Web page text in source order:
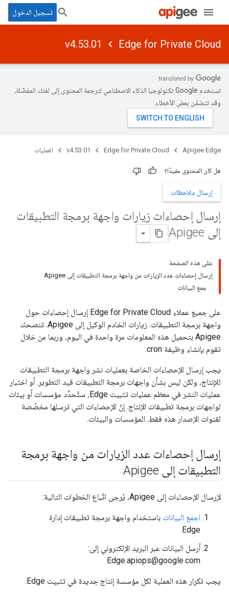
تسجيل الدخول
Edge for Private Cloud
v4.53.01
تستخدم Google تكنولوجيا الذكاء الاصطناعي لترجمة المحتوى إلى لغتك المفضّلة،
وقد تتضمّن بعض الأخطاء.
Apigee Edge
Edge for Private Cloud
v4.53.01 العمليات
هل كان المحتوى مفيدًا؟
إرسال ملاحظات
إرسال إحصاءات زيارات واجهة برمجة التطبيقات
إلى Apigee
على هذه الصفحة
إرسال إحصاءات عدد الزيارات من واجهة برمجة التطبيقات إلى Apigee
جمع البيانات
على جميع عملاء Edge for Private Cloud إرسال إحصاءات حول
واجهة برمجة التطبيقات. زيارات الخادم الوكيل إلى Apigee. تنصحك
Apigee بتحميل هذه المعلومات مرة واحدة في اليوم، وربما من خلال
تقوم بإنشاء وظيفة cron.
يجب إرسال الإحصاءات الخاصة بعمليات نشر واجهة برمجة التطبيقات
للإنتاج، ولكن ليس بشأن واجهات برمجة التطبيقات قيد التطوير. أو اختبار
عمليات النشر في معظم عمليات تثبيت Edge، ستُحدِّد مؤسسات أو بيئات
لواجهات برمجة تطبيقات الإنتاج. إنّ الإحصاءات التي ترسلها مخصّصة
لقنوات الإصدار هذه فقط. المؤسسات والبيئات.
إرسال إحصاءات عدد الزيارات من واجهة برمجة
التطبيقات إلى Apigee
لإرسال الإحصاءات إلى Apigee، يُرجى اتّباع الخطوات التالية:
اجمع البيانات باستخدام واجهة برمجة تطبيقات إدارة
Edge.
أرسل البيانات عبر البريد الإلكتروني إلى:
Edge.apiops@google.com
يجب تكرار هذه العملية لكل مؤسسة إنتاج جديدة في تثبيت Edge.